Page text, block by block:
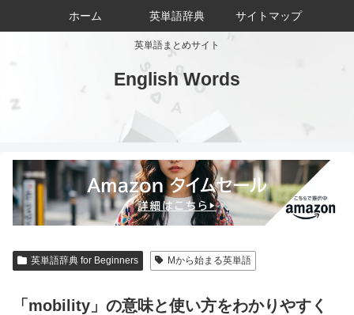
英単語まとめサイト
English Words
ホーム 英単語辞典 サイトマップ
英単語辞典 for Beginners Mから始まる英単語
「mobility」の意味と使い方をわかりやすく